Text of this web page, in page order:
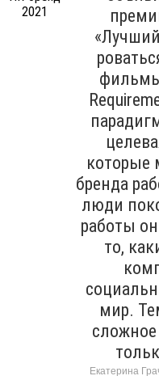
которые
бренда
люди
работы
то,
мир.
сложное
Екатерина